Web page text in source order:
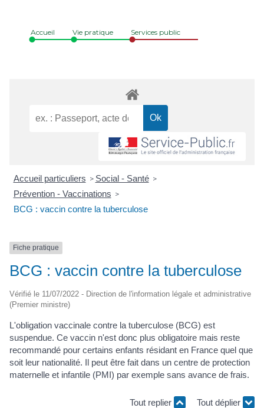
Accueil Vie pratique Services public
Accueil particuliers > Social - Santé >
Prévention - Vaccinations >
BCG : vaccin contre la tuberculose
Fiche pratique
BCG : vaccin contre la tuberculose
Vérifié le 11/07/2022 - Direction de l'information légale et administrative
(Premier ministre)
L'obligation vaccinale contre la tuberculose (BCG) est
suspendue. Ce vaccin n'est donc plus obligatoire mais reste
recommandé pour certains enfants résidant en France quel que
soit leur nationalité. Il peut être fait dans un centre de protection
maternelle et infantile (PMI) par exemple sans avance de frais.
Tout replier Tout déplier